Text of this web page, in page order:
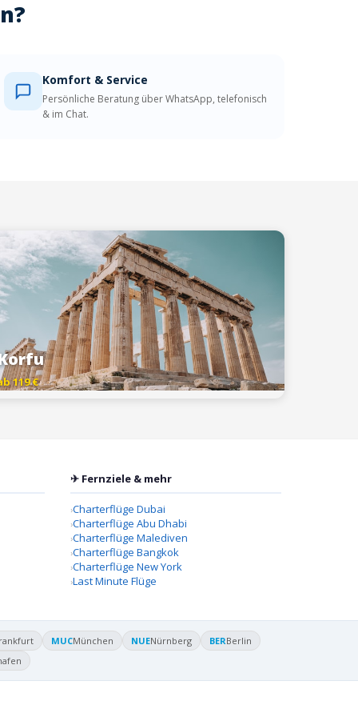
Komfort & Service
Persönliche Beratung über WhatsApp, telefonisch
& im Chat.
119 €
✈ Fernziele & mehr
Charterflüge Dubai
Charterflüge Abu Dhabi
Charterflüge Malediven
Charterflüge Bangkok
Charterflüge New York
Last Minute Flüge
MUCMünchen NUENürnberg BERBerlin